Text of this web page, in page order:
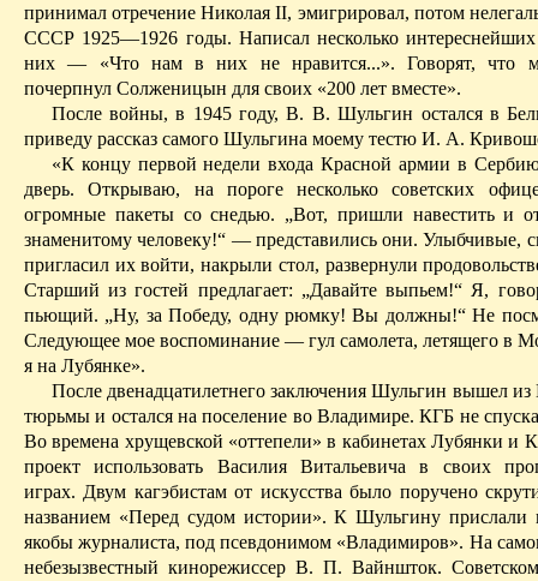
принимал отречение Николая II, эмигрировал, потом
СССР 1925—1926 годы. Написал несколько
них — «Что нам в них не нравится...». Говорят, что
почерпнул Солженицын для своих «200 лет вместе».
После войны, в 1945 году, В. В. Шульгин остался в
приведу рассказ самого Шульгина моему тестю И. А.
«К концу первой недели входа Красной армии в
дверь. Открываю, на пороге несколько советских
огромные пакеты соснедью. „Вот, пришли навестить и
знаменитому человеку!“ — представились они. Улыбчивые,
пригласил их войти, накрыли стол, развернули
Старший из гостей предлагает: „Давайте выпьем!“ Я,
пьющий. „Ну, за Победу, одну рюмку! Вы должны!“ Не
Следующее мое воспоминание — гул самолета, летящего в
я на Лубянке».
После двенадцатилетнего заключения Шульгин вышел
тюрьмы и остался на поселение во Владимире. КГБ не
Во времена хрущевской «оттепели» в кабинетах Лубянки и
проект использовать Василия Витальевича в своих
играх. Двум кагэбистамот искусства было поручено
названием «Перед судом истории». К Шульгину прислали
якобы журналиста, под псевдонимом «Владимиров». На
небезызвестный кинорежиссер В. П. Вайншток.